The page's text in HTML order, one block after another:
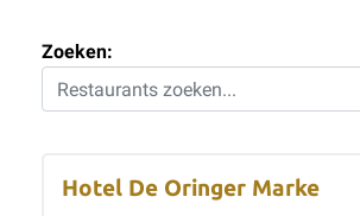
Zoeken:
Hotel De Oringer Marke